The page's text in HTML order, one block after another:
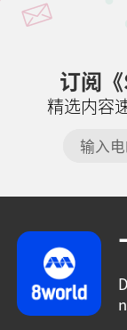
订阅
精选内容